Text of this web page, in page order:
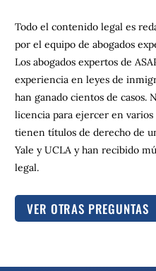
Todo el contenido legal es
por el equipo de abogados
Los abogados expertos de
experiencia en leyes de
han ganado cientos de casos.
licencia para ejercer en varios
tienen títulos de derecho de
Yale y UCLA y han recibido
legal.
VER OTRAS PREGUNTAS